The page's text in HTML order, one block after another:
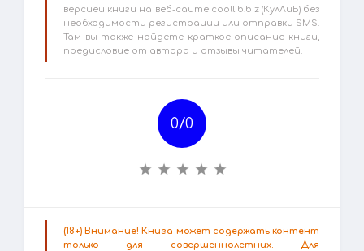
версией книги на веб-сайте coollib.biz (КулЛиБ) без
необходимости регистрации или отправки SMS.
Там вы также найдете краткое описание книги,
предисловие от автора и отзывы читателей.
0/0
(18+) Внимание! Книга может содержать контент
только для совершеннолетних. Для